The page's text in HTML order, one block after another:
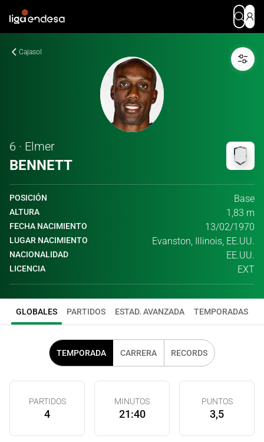
Cajasol
6 · Elmer
BENNETT
POSICIÓN Base
ALTURA 1,83 m
FECHA NACIMIENTO 13/02/1970
LUGAR NACIMIENTO Evanston, Illinois, EE.UU.
NACIONALIDAD EE.UU.
LICENCIA EXT
GLOBALES PARTIDOS ESTAD. AVANZADA TEMPORADAS
TEMPORADA CARRERA RECORDS
PARTIDOS
4
MINUTOS
21:40
PUNTOS
3,5